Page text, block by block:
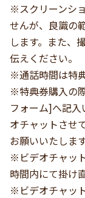
※スクリーンシ
せんが、良識の
します。また、
伝えください。
※通話時間は特
※特典券購入の
フォーム]へ記
オチャットさせ
お願いいたします
※ビデオチャッ
時間内にて掛け
※ビデオチャッ